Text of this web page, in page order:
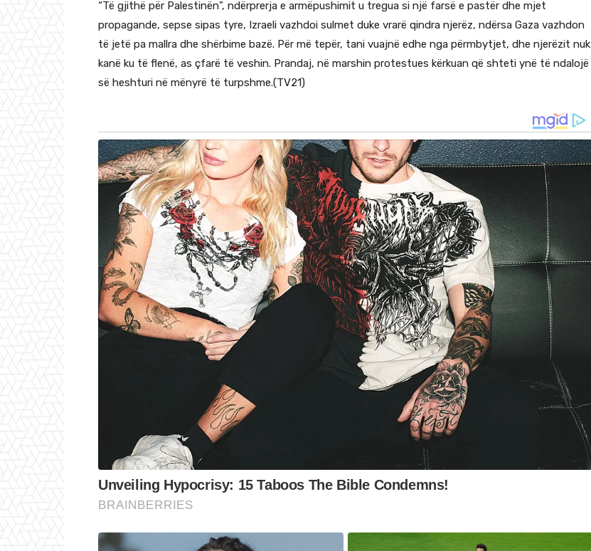
“Të gjithë për Palestinën”, ndërprerja e armëpushimit u tregua si një farsë e pastër dhe mjet
propagande, sepse sipas tyre, Izraeli vazhdoi sulmet duke vrarë qindra njerëz, ndërsa Gaza vazhdon
të jetë pa mallra dhe shërbime bazë. Për më tepër, tani vuajnë edhe nga përmbytjet, dhe njerëzit nuk
kanë ku të flenë, as çfarë të veshin. Prandaj, në marshin protestues kërkuan që shteti ynë të ndalojë
së heshturi në mënyrë të turpshme.(TV21)